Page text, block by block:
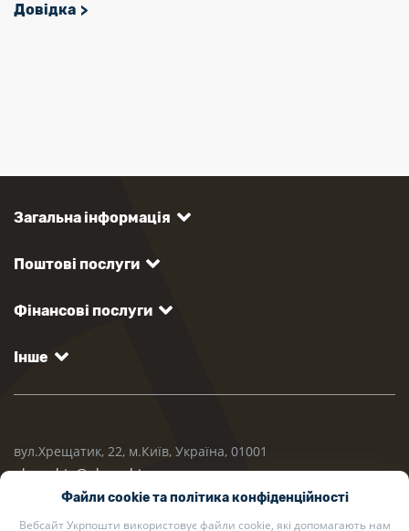
Довідка
Загальна інформація
Поштові послуги
Фінансові послуги
Інше
вул.Хрещатик, 22, м.Київ, Україна, 01001
ukrposhta@ukrposhta.ua
Файли cookie та політика конфіденційності
Вебсайт Укрпошти використовує файли cookie, які допомагають нам